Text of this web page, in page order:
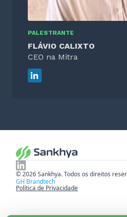
PALESTRANTE
FLÁVIO CALIXTO
CEO na Mitra
© 2026 Sankhya. Todos os direitos
GH Brandtech
Política de Privacidade